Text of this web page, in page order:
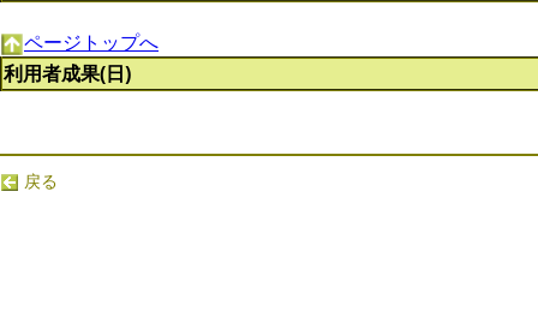
ページトップへ
利用者成果(日)
戻る